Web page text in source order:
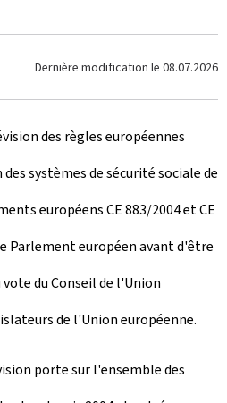
Dernière modification le 08.07.2026
des règles européennes
systèmes de sécurité sociale de
européens CE 883/2004 et CE
Parlement européen avant d'être
du Conseil de l'Union
de l'Union européenne.
porte sur l'ensemble des